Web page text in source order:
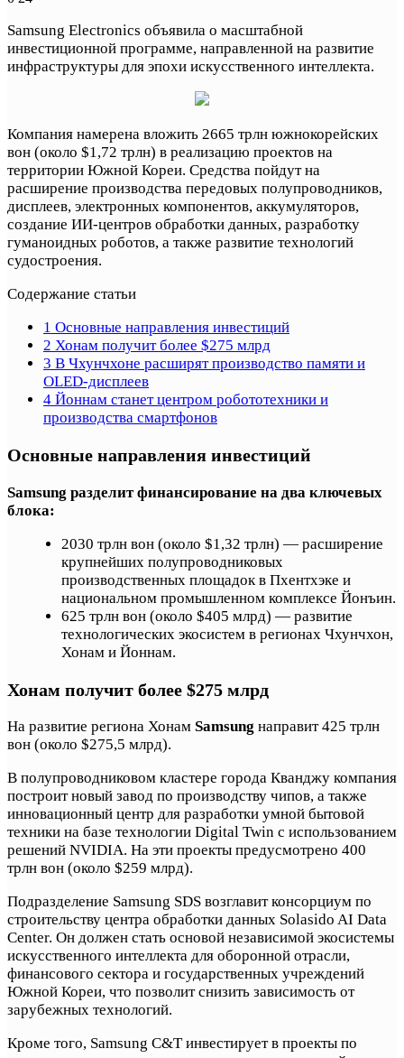
Samsung Electronics объявила о масштабной
инвестиционной программе, направленной на развитие
инфраструктуры для эпохи искусственного интеллекта.
Компания намерена вложить 2665 трлн южнокорейских
вон (около $1,72 трлн) в реализацию проектов на
территории Южной Кореи. Средства пойдут на
расширение производства передовых полупроводников,
дисплеев, электронных компонентов, аккумуляторов,
создание ИИ-центров обработки данных, разработку
гуманоидных роботов, а также развитие технологий
судостроения.
Содержание статьи
1 Основные направления инвестиций
2 Хонам получит более $275 млрд
3 В Чхунчхоне расширят производство памяти и
OLED-дисплеев
4 Йоннам станет центром робототехники и
производства смартфонов
Основные направления инвестиций
Samsung разделит финансирование на два ключевых
блока:
2030 трлн вон (около $1,32 трлн) — расширение
крупнейших полупроводниковых
производственных площадок в Пхентхэке и
национальном промышленном комплексе Йонъин.
625 трлн вон (около $405 млрд) — развитие
технологических экосистем в регионах Чхунчхон,
Хонам и Йоннам.
Хонам получит более $275 млрд
На развитие региона Хонам Samsung направит 425 трлн
вон (около $275,5 млрд).
В полупроводниковом кластере города Кванджу компания
построит новый завод по производству чипов, а также
инновационный центр для разработки умной бытовой
техники на базе технологии Digital Twin с использованием
решений NVIDIA. На эти проекты предусмотрено 400
трлн вон (около $259 млрд).
Подразделение Samsung SDS возглавит консорциум по
строительству центра обработки данных Solasido AI Data
Center. Он должен стать основой независимой экосистемы
искусственного интеллекта для оборонной отрасли,
финансового сектора и государственных учреждений
Южной Кореи, что позволит снизить зависимость от
зарубежных технологий.
Кроме того, Samsung C&T инвестирует в проекты по